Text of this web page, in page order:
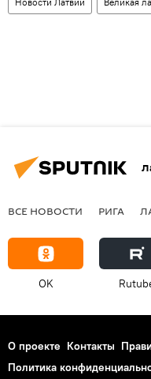
ВСЕ НОВОСТИ РИГА
OK
О проекте Контакты
Политика